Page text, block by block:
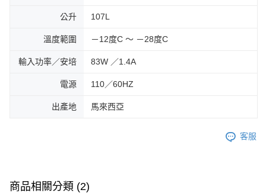
公升 107L
溫度範圍 －12度C ～ －28度C
輸入功率／安培 83W ／1.4A
電源 110／60HZ
出產地 馬來西亞
客服
商品相關分類 (2)